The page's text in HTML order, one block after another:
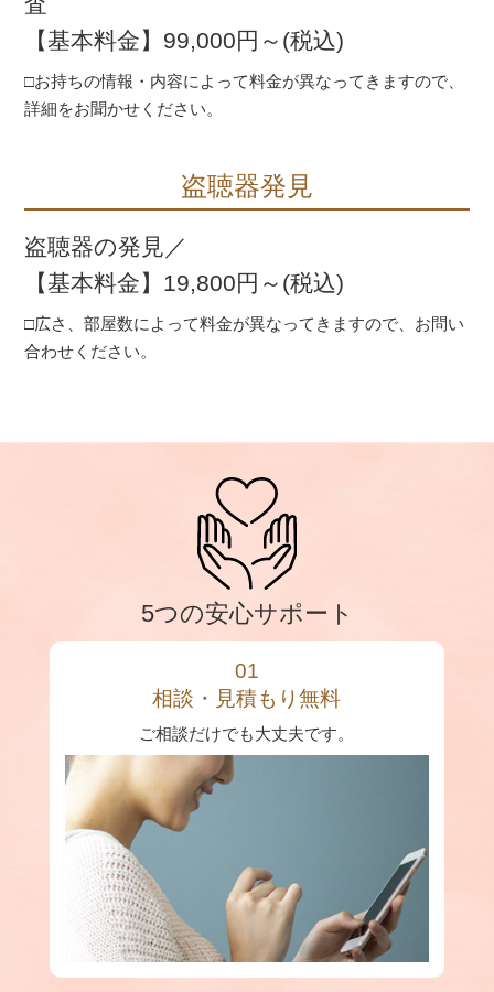
【基本料金】99,000円～(税込)
□お持ちの情報・内容によって料金が異なってきますので、
詳細をお聞かせください。
盗聴器発見
盗聴器の発見／
【基本料金】19,800円～(税込)
□広さ、部屋数によって料金が異なってきますので、お問い
合わせください。
5つの安心サポート
01
相談・見積もり無料
ご相談だけでも大丈夫です。